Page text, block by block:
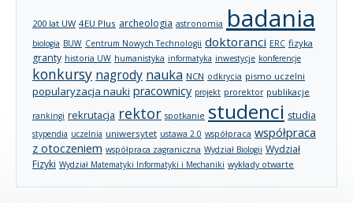
200 lat UW 4EU Plus archeologia astronomia badania
biologia BUW Centrum Nowych Technologii doktoranci ERC fizyka
granty historia UW humanistyka informatyka inwestycje konferencje
konkursy nagrody nauka NCN odkrycia pismo uczelni
popularyzacja nauki pracownicy projekt prorektor publikacje
rankingi rekrutacja rektor spotkanie studenci studia
stypendia uczelnia uniwersytet ustawa 2.0 współpraca współpraca
z otoczeniem współpraca zagraniczna Wydział Biologii Wydział
Fizyki Wydział Matematyki Informatyki i Mechaniki wykłady otwarte